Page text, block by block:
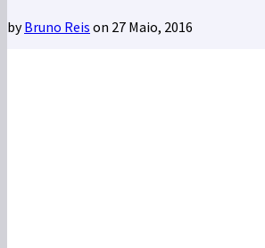
byBruno Reis on 27 Maio, 2016